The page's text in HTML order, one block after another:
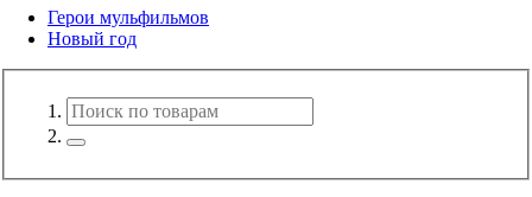
Герои мульфильмов
Новый год